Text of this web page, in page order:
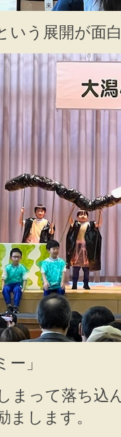
いう展開が面
」
まって落ち込
まします。